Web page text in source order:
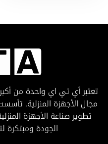
تعتبر أي تي اي واحدة من
تطوير صناعة الأجهزة
الجودة ومبتكرة